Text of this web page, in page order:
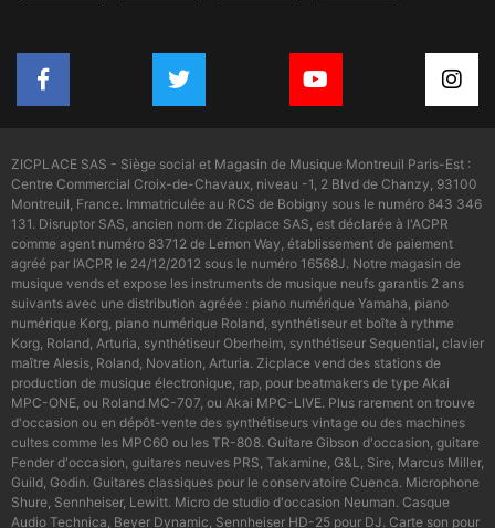
ZICPLACE SAS - Siège social et Magasin de Musique Montreuil Paris-Est :
Centre Commercial Croix-de-Chavaux, niveau -1, 2 Blvd de Chanzy, 93100
Montreuil, France. Immatriculée au RCS de Bobigny sous le numéro 843 346
131. Disruptor SAS, ancien nom de Zicplace SAS, est déclarée à l'ACPR
comme agent numéro 83712 de Lemon Way, établissement de paiement
agréé par l’ACPR le 24/12/2012 sous le numéro 16568J. Notre magasin de
musique vends et expose les instruments de musique neufs garantis 2 ans
suivants avec une distribution agréée : piano numérique Yamaha, piano
numérique Korg, piano numérique Roland, synthétiseur et boîte à rythme
Korg, Roland, Arturia, synthétiseur Oberheim, synthétiseur Sequential, clavier
maître Alesis, Roland, Novation, Arturia. Zicplace vend des stations de
production de musique électronique, rap, pour beatmakers de type Akai
MPC-ONE, ou Roland MC-707, ou Akai MPC-LIVE. Plus rarement on trouve
d'occasion ou en dépôt-vente des synthétiseurs vintage ou des machines
cultes comme les MPC60 ou les TR-808. Guitare Gibson d'occasion, guitare
Fender d'occasion, guitares neuves PRS, Takamine, G&L, Sire, Marcus Miller,
Guild, Godin. Guitares classiques pour le conservatoire Cuenca. Microphone
Shure, Sennheiser, Lewitt. Micro de studio d'occasion Neuman. Casque
Audio Technica, Beyer Dynamic, Sennheiser HD-25 pour DJ. Carte son pour